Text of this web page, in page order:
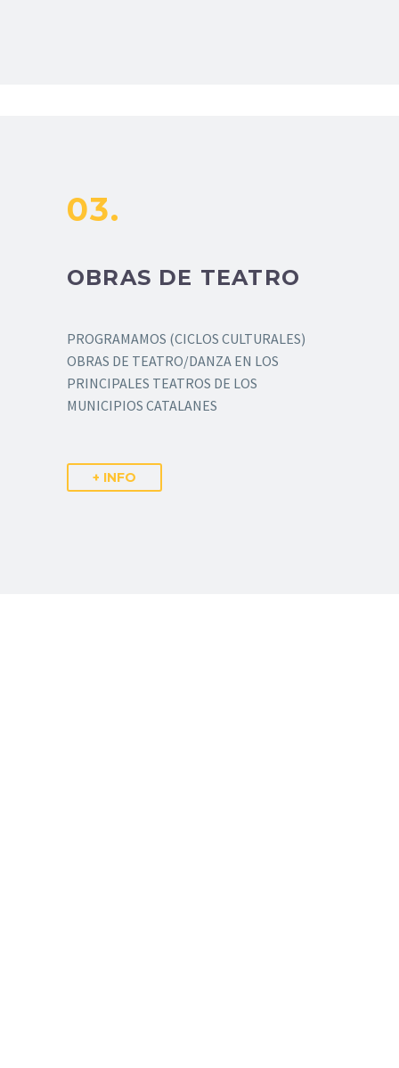
03.
OBRAS DE TEATRO
PROGRAMAMOS (CICLOS CULTURALES)
OBRAS DE TEATRO/DANZA EN LOS
PRINCIPALES TEATROS DE LOS
MUNICIPIOS CATALANES
+ INFO